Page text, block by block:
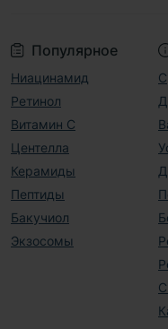
Популярное
Ниацинамид
Ретинол
Витамин С
Центелла
Керамиды
Пептиды
Бакучиол
Экзосомы